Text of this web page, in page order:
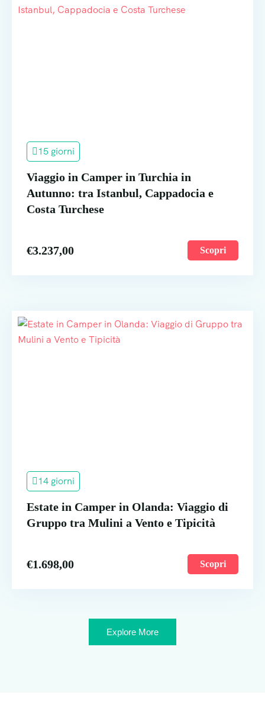
15 giorni
Viaggio in Camper in Turchia in
Autunno: tra Istanbul, Cappadocia e
Costa Turchese
€3.237,00 Scopri
14 giorni
Estate in Camper in Olanda: Viaggio di
Gruppo tra Mulini a Vento e Tipicità
€1.698,00 Scopri
Explore More